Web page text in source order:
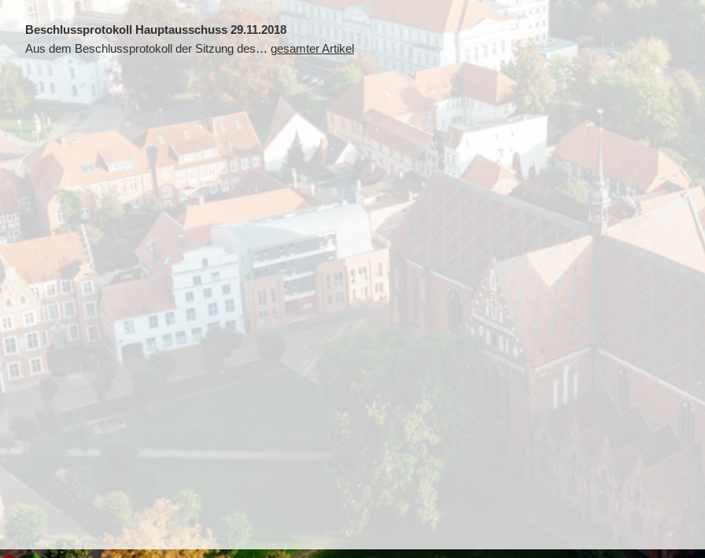
Beschlussprotokoll Hauptausschuss 29.11.2018
Aus dem Beschlussprotokoll der Sitzung des… gesamter Artikel